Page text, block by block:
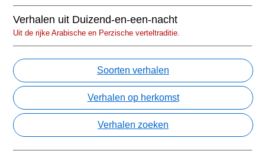
Verhalen uit Duizend-en-een-nacht
Uit de rijke Arabische en Perzische verteltraditie.
Soorten verhalen
Verhalen op herkomst
Verhalen zoeken